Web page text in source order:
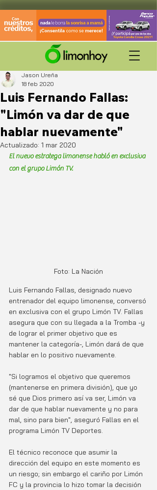
Luis Fernando Fallas:
"Limón va dar de que
hablar nuevamente"
Jason Ureña
18 feb 2020
Actualizado: 1 mar 2020
El nuevo estratega limonense habló en exclusiva
con el grupo Limón TV.
Foto: La Nación
Luis Fernando Fallas, designado nuevo
entrenador del equipo limonense, conversó
en exclusiva con el grupo Limón TV. Fallas
asegura que con su llegada a la Tromba -y
de lograr el primer objetivo que es
mantener la categoría-, Limón dará de que
hablar en lo positivo nuevamente.
"Si logramos el objetivo que queremos
(mantenerse en primera división), que yo
sé que Dios primero así va ser, Limón va
dar de que hablar nuevamente y no para
mal, sino para bien", aseguró Fallas en el
programa Limón TV Deportes.
El técnico reconoce que asumir la
dirección del equipo en este momento es
un riesgo; sin embargo el cariño por Limón
FC y la provincia lo hizo tomar la decisión